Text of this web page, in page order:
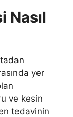
Nasıl
yer
ve kesin
tedavinin